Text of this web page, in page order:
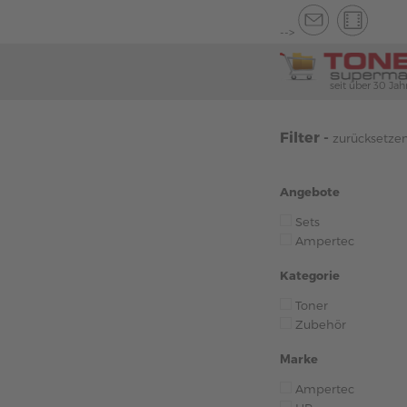
-->
seit über 30
Filter -
Angebote
Sets
Ampertec
Kategorie
Toner
Zubehör
Marke
Ampertec